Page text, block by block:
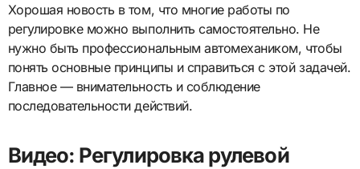
Хорошая новость в том, что многие работы по
регулировке можно выполнить самостоятельно. Не
нужно быть профессиональным автомехаником, чтобы
понять основные принципы и справиться с этой задачей.
Главное — внимательность и соблюдение
последовательности действий.
Видео: Регулировка рулевой